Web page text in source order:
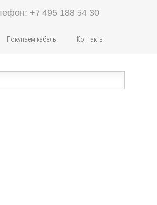
+7 495 188 54 30
Покупаем кабель Контакты